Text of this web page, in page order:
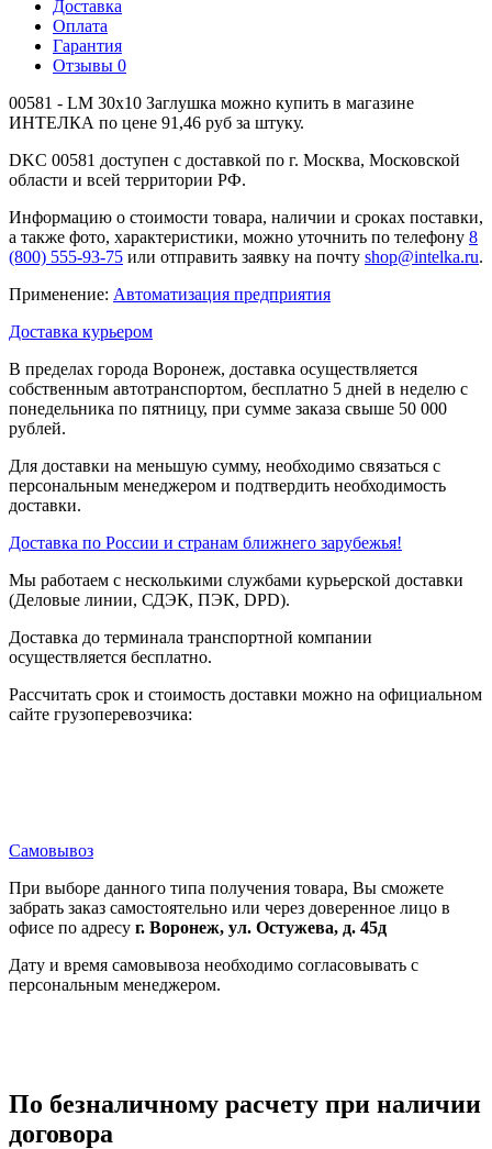
Доставка
Оплата
Гарантия
Отзывы 0
00581 - LM 30x10 Заглушка можно купить в магазине
ИНТЕЛКА по цене 91,46 руб за штуку.
DKC 00581 доступен с доставкой по г. Москва, Московской
области и всей территории РФ.
Информацию о стоимости товара, наличии и сроках поставки,
а также фото, характеристики, можно уточнить по телефону 8
(800) 555-93-75 или отправить заявку на почту shop@intelka.ru.
Применение: Автоматизация предприятия
Доставка курьером
В пределах города Воронеж, доставка осуществляется
собственным автотранспортом, бесплатно 5 дней в неделю с
понедельника по пятницу, при сумме заказа свыше 50 000
рублей.
Для доставки на меньшую сумму, необходимо связаться с
персональным менеджером и подтвердить необходимость
доставки.
Доставка по России и странам ближнего зарубежья!
Мы работаем с несколькими службами курьерской доставки
(Деловые линии, СДЭК, ПЭК, DPD).
Доставка до терминала транспортной компании
осуществляется бесплатно.
Рассчитать срок и стоимость доставки можно на официальном
сайте грузоперевозчика:
Самовывоз
При выборе данного типа получения товара, Вы сможете
забрать заказ самостоятельно или через доверенное лицо в
офисе по адресу г. Воронеж, ул. Остужева, д. 45д
Дату и время самовывоза необходимо согласовывать с
персональным менеджером.
По безналичному расчету при наличии
договора